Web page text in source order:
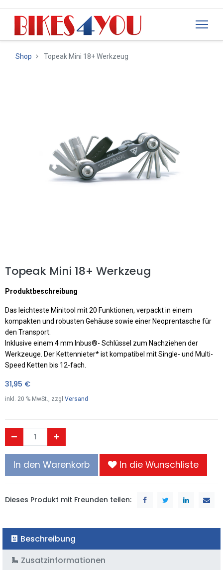
Shop Topeak Mini 18+ Werkzeug
Topeak Mini 18+ Werkzeug
Produktbeschreibung
Das leichteste Minitool mit 20 Funktionen, verpackt in einem
kompakten und robusten Gehäuse sowie einer Neoprentasche für
den Transport.
Inklusive einem 4 mm Inbus®- Schlüssel zum Nachziehen der
Werkzeuge. Der Kettennieter* ist kompatibel mit Single- und Multi-
Speed Ketten bis 12-fach.
31,95 €
inkl. 20 % MwSt., zzgl Versand
In den Warenkorb In die Wunschliste
Dieses Produkt mit Freunden teilen:
Beschreibung
Zusatzinformationen